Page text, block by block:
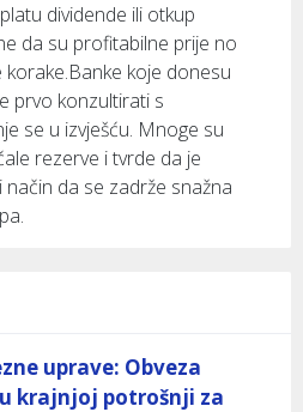
dividende ili otkup
da su profitabilne prije no
koje donesu
prvo konzultirati s
se u izvješću. Mnoge su
rezerve i tvrde da je
da se zadrže snažna
uprave: Obveza
krajnjoj potrošnji za